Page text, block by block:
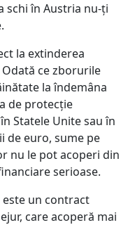
schi în Austria nu-ți
la extinderea
ce zborurile
la îndemâna
de protecție
Statele Unite sau în
de euro, sume pe
nu le pot acoperi din
serioase.
un contract
care acoperă mai